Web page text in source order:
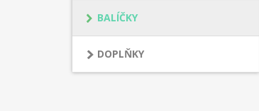
BALÍČKY
DOPLŇKY